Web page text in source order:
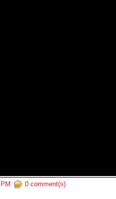
0 comment(s)